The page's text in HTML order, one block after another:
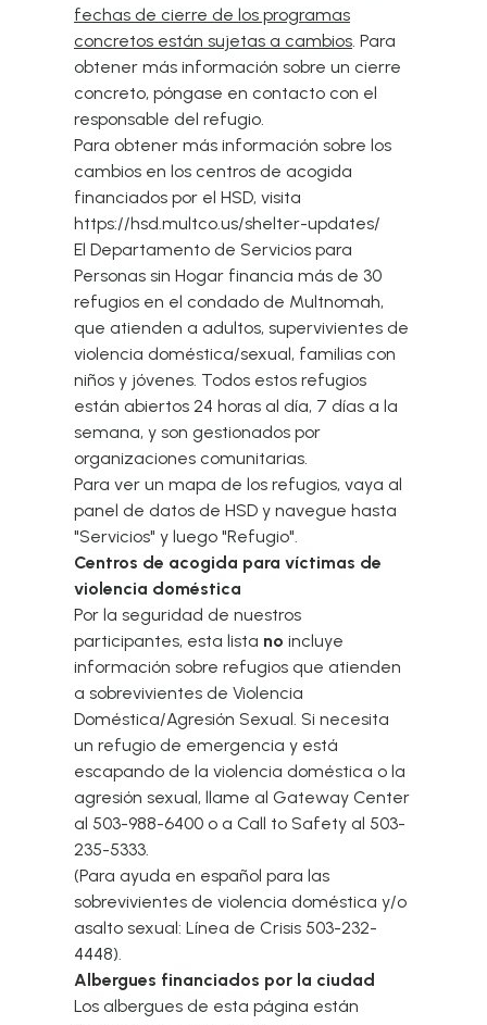
fechas de cierre de los programas
concretos están sujetas a cambios. Para
obtener más información sobre un cierre
concreto, póngase en contacto con el
responsable del refugio.
Para obtener más información sobre los
cambios en los centros de acogida
financiados por el HSD, visita
https://hsd.multco.us/shelter-updates/
El Departamento de Servicios para
Personas sin Hogar financia más de 30
refugios en el condado de Multnomah,
que atienden a adultos, supervivientes de
violencia doméstica/sexual, familias con
niños y jóvenes. Todos estos refugios
están abiertos 24 horas al día, 7 días a la
semana, y son gestionados por
organizaciones comunitarias.
Para ver un mapa de los refugios, vaya al
panel de datos de HSD y navegue hasta
"Servicios" y luego "Refugio".
Centros de acogida para víctimas de
violencia doméstica
Por la seguridad de nuestros
participantes, esta lista no incluye
información sobre refugios que atienden
a sobrevivientes de Violencia
Doméstica/Agresión Sexual. Si necesita
un refugio de emergencia y está
escapando de la violencia doméstica o la
agresión sexual, llame al Gateway Center
al 503-988-6400 o a Call to Safety al 503-
235-5333.
(Para ayuda en español para las
sobrevivientes de violencia doméstica y/o
asalto sexual: Línea de Crisis 503-232-
4448).
Albergues financiados por la ciudad
Los albergues de esta página están